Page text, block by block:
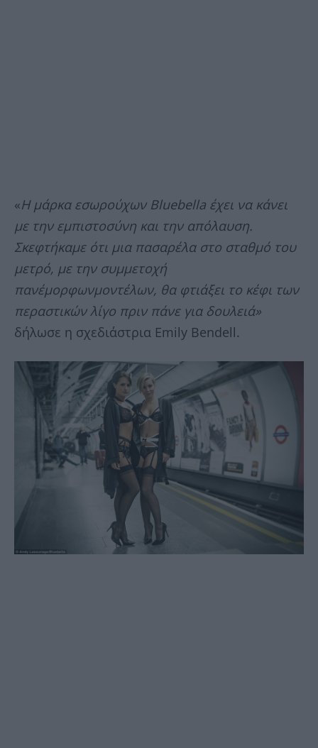
«Η μάρκα εσωρούχων Bluebella έχει να κάνει
με την εμπιστοσύνη και την απόλαυση.
Σκεφτήκαμε ότι μια πασαρέλα στο σταθμό του
μετρό, με την συμμετοχή
πανέμορφωνμοντέλων, θα φτιάξει το κέφι των
περαστικών λίγο πριν πάνε για δουλειά»
δήλωσε η σχεδιάστρια Emily Bendell.